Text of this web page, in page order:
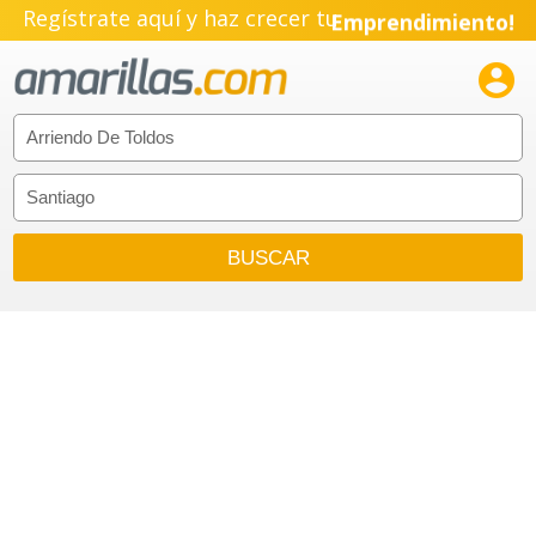
Regístrate aquí y haz crecer tuEmprendimiento!
